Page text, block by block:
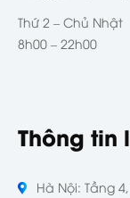
Thứ 2 – Chủ Nhật
8h00 – 22h00
Thông tin
Hà Nội: Tầng